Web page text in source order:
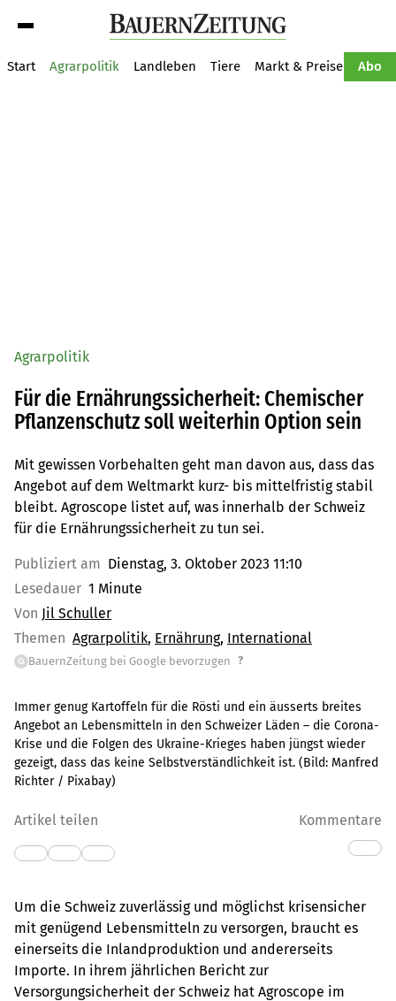
Start Agrarpolitik Landleben Tiere Markt & Preise Abo
Agrarpolitik
Für die Ernährungssicherheit: Chemischer
Pflanzenschutz soll weiterhin Option sein
Mit gewissen Vorbehalten geht man davon aus, dass das
Angebot auf dem Weltmarkt kurz- bis mittelfristig stabil
bleibt. Agroscope listet auf, was innerhalb der Schweiz
für die Ernährungssicherheit zu tun sei.
Publiziert am Dienstag, 3. Oktober 2023 11:10
Lesedauer 1 Minute
Von Jil Schuller
Themen Agrarpolitik Ernährung International
G BauernZeitung bei Google bevorzugen ?
Immer genug Kartoffeln für die Rösti und ein äusserts breites
Angebot an Lebensmitteln in den Schweizer Läden – die Corona-
Krise und die Folgen des Ukraine-Krieges haben jüngst wieder
gezeigt, dass das keine Selbstverständlichkeit ist. (Bild: Manfred
Richter / Pixabay)
Artikel teilen Kommentare
Um die Schweiz zuverlässig und möglichst krisensicher
mit genügend Lebensmitteln zu versorgen, braucht es
einerseits die Inlandproduktion und andererseits
Importe. In ihrem jährlichen Bericht zur
Versorgungsicherheit der Schweiz hat Agroscope im